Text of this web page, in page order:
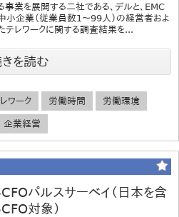
業を展開する二社である、デルと、EMC
小企業（従業員数1～99人）の経営者およ
レワークに関する調査結果を...
を読む
ワーク 労働時間 労働環境
企業経営
パルスサーベイ（日本を含
対象）